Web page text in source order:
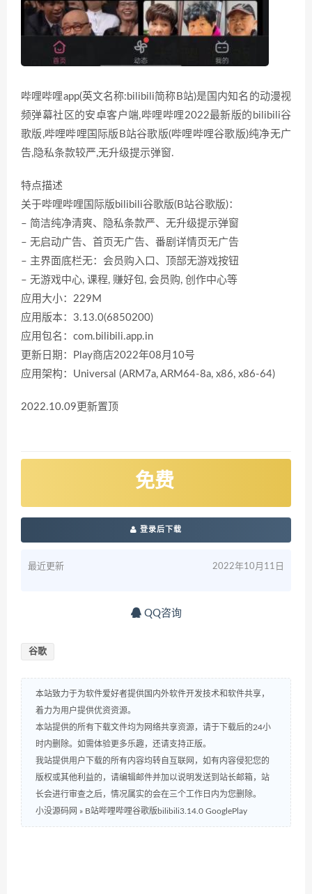
哔哩哔哩app(英文名称:bilibili简称B站)是国内知名的动漫视
频弹幕社区的安卓客户端,哔哩哔哩2022最新版的bilibili谷
歌版,哔哩哔哩国际版B站谷歌版(哔哩哔哩谷歌版)纯净无广
告,隐私条款较严,无升级提示弹窗.
特点描述
关于哔哩哔哩国际版bilibili谷歌版(B站谷歌版)：
– 简洁纯净清爽、隐私条款严、无升级提示弹窗
– 无启动广告、首页无广告、番剧详情页无广告
– 主界面底栏无：会员购入口、顶部无游戏按钮
– 无游戏中心, 课程, 赚好包, 会员购, 创作中心等
应用大小：229M
应用版本：3.13.0(6850200)
应用包名：com.bilibili.app.in
更新日期：Play商店2022年08月10号
应用架构：Universal (ARM7a, ARM64-8a, x86, x86-64)
2022.10.09更新置顶
免费
登录后下载
最近更新 2022年10月11日
QQ咨询
谷歌
本站致力于为软件爱好者提供国内外软件开发技术和软件共享，
着力为用户提供优资资源。
本站提供的所有下载文件均为网络共享资源，请于下载后的24小
时内删除。如需体验更多乐趣，还请支持正版。
我站提供用户下载的所有内容均转自互联网，如有内容侵犯您的
版权或其他利益的，请编辑邮件并加以说明发送到站长邮箱，站
长会进行审查之后，情况属实的会在三个工作日内为您删除。
小没源码网 » B站哔哩哔哩谷歌版bilibili3.14.0 GooglePlay